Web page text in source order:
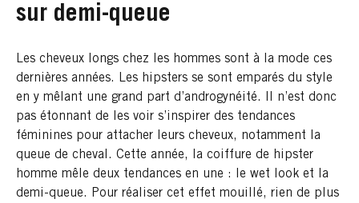
sur demi-queue
Les cheveux longs chez les hommes sont à la mode ces
dernières années. Les hipsters se sont emparés du style
en y mêlant une grand part d’androgynéité. Il n’est donc
pas étonnant de les voir s’inspirer des tendances
féminines pour attacher leurs cheveux, notamment la
queue de cheval. Cette année, la coiffure de hipster
homme mêle deux tendances en une : le wet look et la
demi-queue. Pour réaliser cet effet mouillé, rien de plus